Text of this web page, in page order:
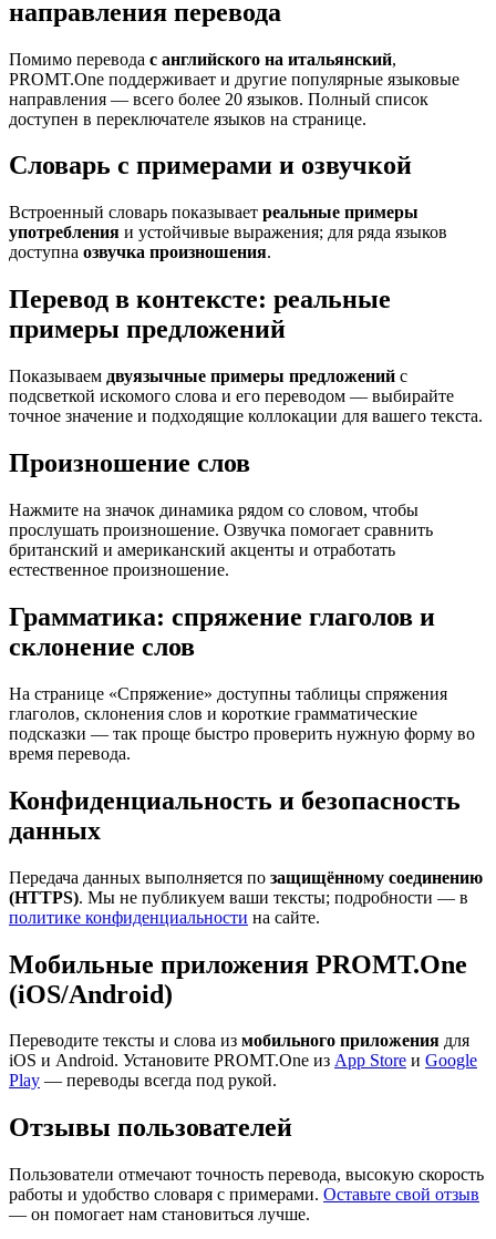
направления перевода
Помимо перевода с английского на итальянский,
PROMT.One поддерживает и другие популярные языковые
направления — всего более 20 языков. Полный список
доступен в переключателе языков на странице.
Словарь с примерами и озвучкой
Встроенный словарь показывает реальные примеры
употребления и устойчивые выражения; для ряда языков
доступна озвучка произношения.
Перевод в контексте: реальные
примеры предложений
Показываем двуязычные примеры предложений с
подсветкой искомого слова и его переводом — выбирайте
точное значение и подходящие коллокации для вашего текста.
Произношение слов
Нажмите на значок динамика рядом со словом, чтобы
прослушать произношение. Озвучка помогает сравнить
британский и американский акценты и отработать
естественное произношение.
Грамматика: спряжение глаголов и
склонение слов
На странице «Спряжение» доступны таблицы спряжения
глаголов, склонения слов и короткие грамматические
подсказки — так проще быстро проверить нужную форму во
время перевода.
Конфиденциальность и безопасность
данных
Передача данных выполняется по защищённому соединению
(HTTPS). Мы не публикуем ваши тексты; подробности — в
политике конфиденциальности на сайте.
Мобильные приложения PROMT.One
(iOS/Android)
Переводите тексты и слова из мобильного приложения для
iOS и Android. Установите PROMT.One из App Store и Google
Play — переводы всегда под рукой.
Отзывы пользователей
Пользователи отмечают точность перевода, высокую скорость
работы и удобство словаря с примерами. Оставьте свой отзыв
— он помогает нам становиться лучше.